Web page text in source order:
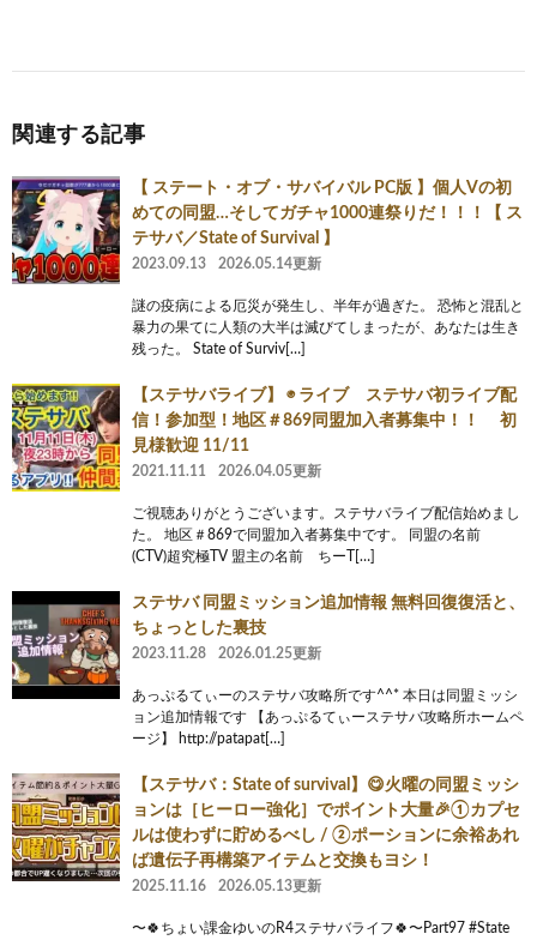
関連する記事
【 ステート・オブ・サバイバル PC版 】個人Vの初
めての同盟…そしてガチャ1000連祭りだ！！！【 ス
テサバ／State of Survival 】
2023.09.13 2026.05.14更新
謎の疫病による厄災が発生し、半年が過ぎた。 恐怖と混乱と
暴力の果てに人類の大半は滅びてしまったが、あなたは生き
残った。 State of Surviv[…]
【ステサバライブ】 ◉ ライブ ステサバ初ライブ配
信！参加型！地区＃869同盟加入者募集中！！ 初
見様歓迎 11/11
2021.11.11 2026.04.05更新
ご視聴ありがとうございます。ステサバライブ配信始めまし
た。 地区＃869で同盟加入者募集中です。 同盟の名前
(CTV)超究極TV 盟主の名前 ちーT[…]
ステサバ 同盟ミッション追加情報 無料回復復活と、
ちょっとした裏技
2023.11.28 2026.01.25更新
あっぷるてぃーのステサバ攻略所です^^* 本日は同盟ミッシ
ョン追加情報です 【あっぷるてぃーステサバ攻略所ホームペ
ージ】 http://patapat[…]
【ステサバ：State of survival】😋火曜の同盟ミッシ
ョンは［ヒーロー強化］でポイント大量🎉①カプセ
ルは使わずに貯めるべし / ②ポーションに余裕あれ
ば遺伝子再構築アイテムと交換もヨシ！
2025.11.16 2026.05.13更新
〜🍀ちょい課金ゆいのR4ステサバライフ🍀〜Part97 #State